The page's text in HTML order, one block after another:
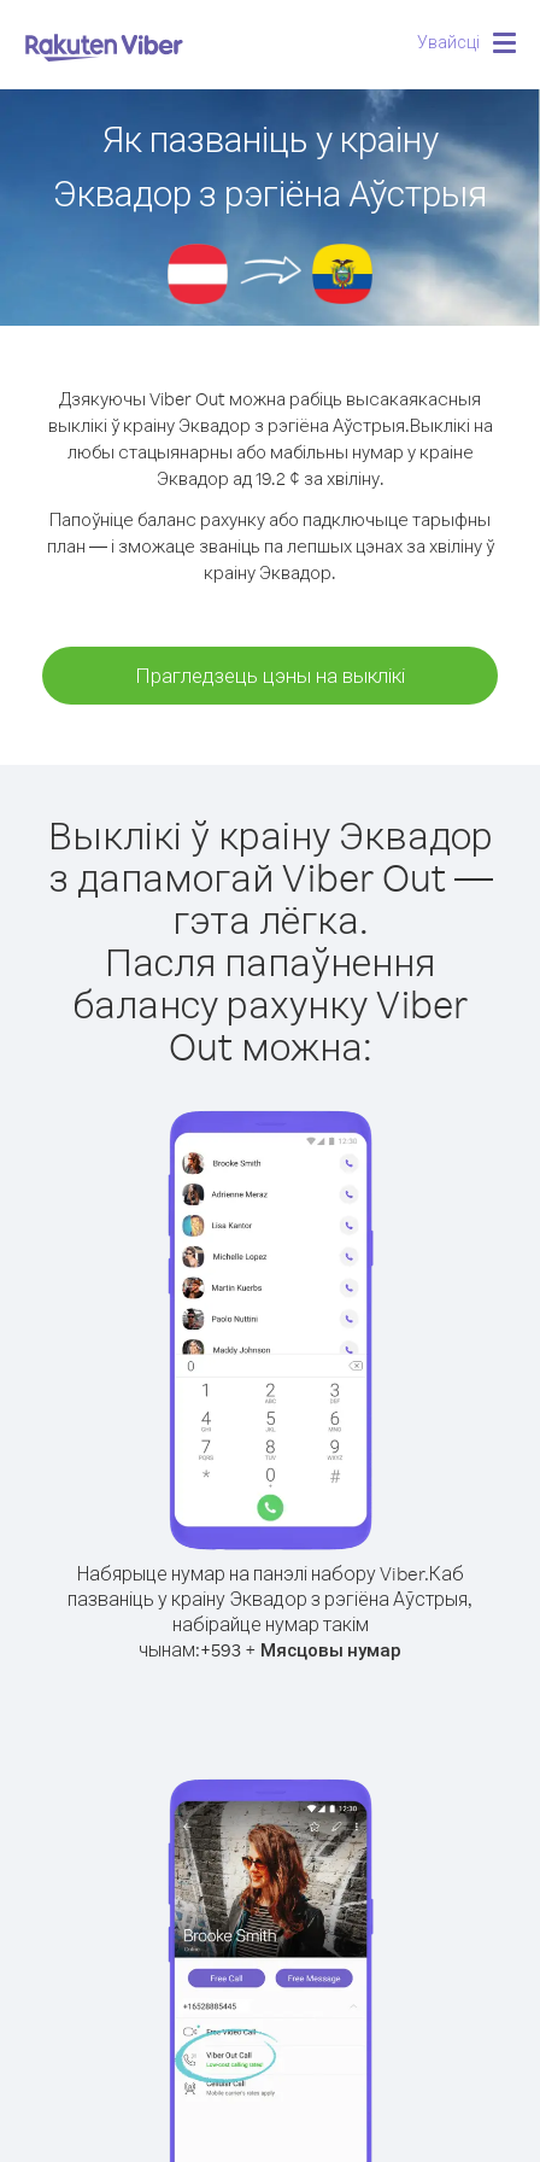
Увайсці
Як пазваніць у краіну
Эквадор з рэгіёна Аўстрыя
Дзякуючы Viber Out можна рабіць высакаякасныя
выклікі ў краіну Эквадор з рэгіёна Аўстрыя.Выклікі на
любы стацыянарны або мабільны нумар у краіне
Эквадор ад 19.2 ¢ за хвіліну.
Папоўніце баланс рахунку або падключыце тарыфны
план — і зможаце званіць па лепшых цэнах за хвіліну ў
краіну Эквадор.
Прагледзець цэны на выклікі
Выклікі ў краіну Эквадор
з дапамогай Viber Out —
гэта лёгка.
Пасля папаўнення
балансу рахунку Viber
Out можна:
Набярыце нумар на панэлі набору Viber.Каб
пазваніць у краіну Эквадор з рэгіёна Аўстрыя,
набірайце нумар такім
чынам:+593 + Мясцовы нумар